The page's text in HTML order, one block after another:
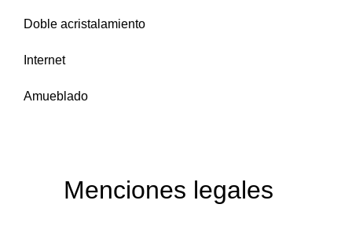
Doble acristalamiento
Internet
Amueblado
Menciones legales